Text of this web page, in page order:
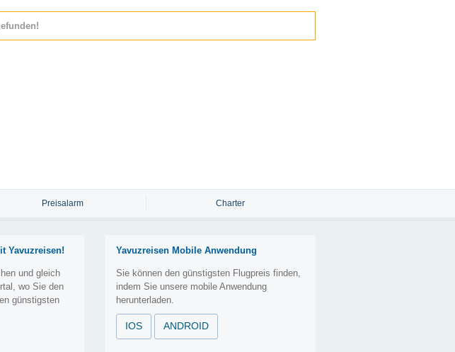
Preisalarm Charter
Yavuzreisen!
und gleich
wo Sie den
günstigsten
Yavuzreisen Mobile Anwendung
Sie können den günstigsten Flugpreis finden,
indem Sie unsere mobile Anwendung
herunterladen.
IOS ANDROID